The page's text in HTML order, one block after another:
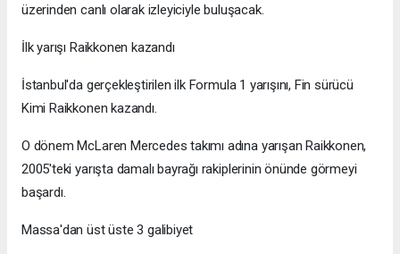
üzerinden canlı olarak izleyiciyle buluşacak.
İlk yarışı Raikkonen kazandı
İstanbul'da gerçekleştirilen ilk Formula 1 yarışını, Fin sürücü
Kimi Raikkonen kazandı.
O dönem McLaren Mercedes takımı adına yarışan Raikkonen,
2005'teki yarışta damalı bayrağı rakiplerinin önünde görmeyi
başardı.
Massa'dan üst üste 3 galibiyet